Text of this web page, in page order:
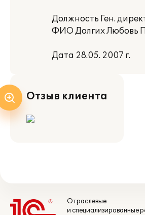
Должность Ген.
ФИО Долгих Любовь
Дата 28.05. 2007 г.
Отзыв клиента
Отраслевые
и специализированные